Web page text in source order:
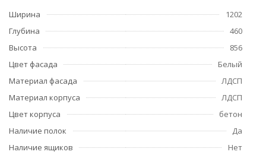
Ширина
1202
Глубина
460
Высота
856
Цвет фасада
Белый
Материал фасада
ЛДСП
Материал корпуса
ЛДСП
Цвет корпуса
бетон
Наличие полок
Да
Наличие ящиков
Нет